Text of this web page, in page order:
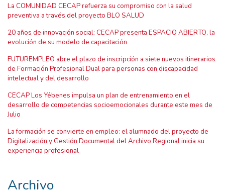
La COMUNIDAD CECAP refuerza su compromiso con la salud
preventiva a través del proyecto BLO SALUD
20 años de innovación social: CECAP presenta ESPACIO ABIERTO, la
evolución de su modelo de capacitación
FUTUREMPLEO abre el plazo de inscripción a siete nuevos itinerarios
de Formación Profesional Dual para personas con discapacidad
intelectual y del desarrollo
CECAP Los Yébenes impulsa un plan de entrenamiento en el
desarrollo de competencias socioemocionales durante este mes de
Julio
La formación se convierte en empleo: el alumnado del proyecto de
Digitalización y Gestión Documental del Archivo Regional inicia su
experiencia profesional
Archivo